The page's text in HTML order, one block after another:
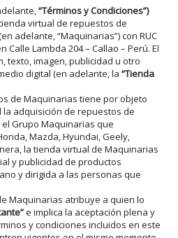
B13
TODOS
“Términos y Condiciones”)
virtual de repuestos de
adelante, “Maquinarias”) con RUC
Calle Lambda 204 – Callao – Perú. El
texto, imagen, publicidad u otro
digital (en adelante, la “Tienda
de Maquinarias tiene por objeto
adquisición de repuestos de
Grupo Maquinarias que
Mazda, Hyundai, Geely,
la tienda virtual de Maquinarias
y publicidad de productos
y dirigida a las personas que
Maquinarias atribuye a quien lo
e implica la aceptación plena y
y condiciones incluidos en este